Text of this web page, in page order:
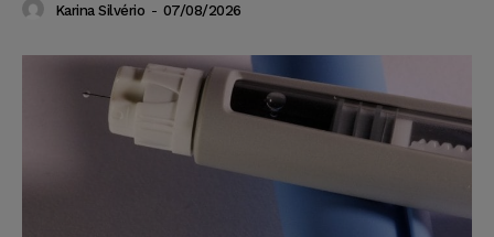
Karina Silvério - 07/08/2026